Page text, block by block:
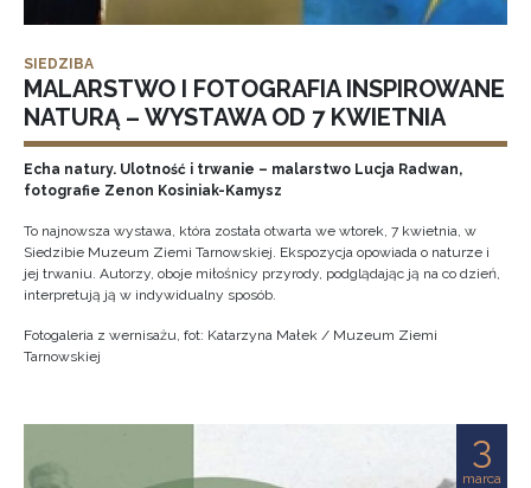
SIEDZIBA
MALARSTWO I FOTOGRAFIA INSPIROWANE
NATURĄ – WYSTAWA OD 7 KWIETNIA
Echa natury. Ulotność i trwanie – malarstwo Lucja Radwan,
fotografie Zenon Kosiniak-Kamysz
To najnowsza wystawa, która została otwarta we wtorek, 7 kwietnia, w
Siedzibie Muzeum Ziemi Tarnowskiej. Ekspozycja opowiada o naturze i
jej trwaniu. Autorzy, oboje miłośnicy przyrody, podglądając ją na co dzień,
interpretują ją w indywidualny sposób.
Fotogaleria z wernisażu, fot: Katarzyna Małek / Muzeum Ziemi
Tarnowskiej
3
marca